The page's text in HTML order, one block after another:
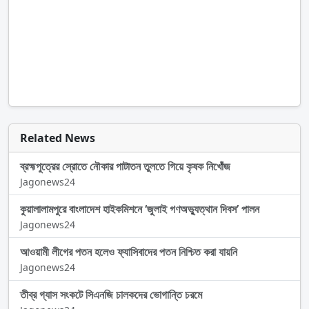
Related News
ব্রহ্মপুত্রের স্রোতে নৌকার পাটাতন তুলতে গিয়ে কৃষক নিখোঁজ
Jagonews24
কুয়ালালামপুরে বাংলাদেশ হাইকমিশনে ‘জুলাই গণঅভ্যুত্থান দিবস’ পালন
Jagonews24
আওয়ামী লীগের পতন হলেও ফ্যাসিবাদের পতন নিশ্চিত করা যায়নি
Jagonews24
তীব্র গ্যাস সংকটে সিএনজি চালকদের ভোগান্তি চরমে